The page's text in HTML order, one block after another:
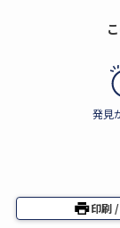
発見
印刷